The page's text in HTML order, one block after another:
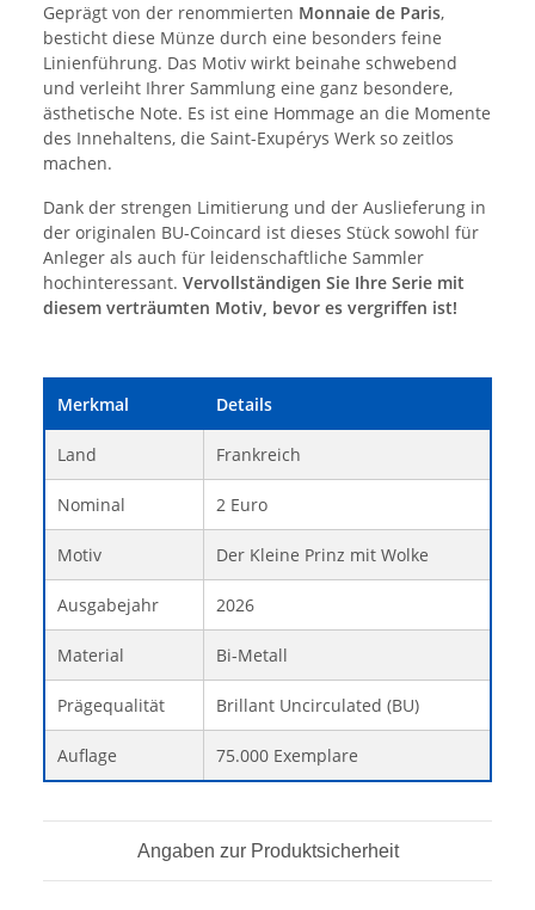
Geprägt von der renommierten Monnaie de Paris,
besticht diese Münze durch eine besonders feine
Linienführung. Das Motiv wirkt beinahe schwebend
und verleiht Ihrer Sammlung eine ganz besondere,
ästhetische Note. Es ist eine Hommage an die Momente
des Innehaltens, die Saint-Exupérys Werk so zeitlos
machen.
Dank der strengen Limitierung und der Auslieferung in
der originalen BU-Coincard ist dieses Stück sowohl für
Anleger als auch für leidenschaftliche Sammler
hochinteressant. Vervollständigen Sie Ihre Serie mit
diesem verträumten Motiv, bevor es vergriffen ist!
Merkmal Details
Land Frankreich
Nominal 2 Euro
Motiv Der Kleine Prinz mit Wolke
Ausgabejahr 2026
Material Bi-Metall
Prägequalität Brillant Uncirculated (BU)
Auflage 75.000 Exemplare
Angaben zur Produktsicherheit